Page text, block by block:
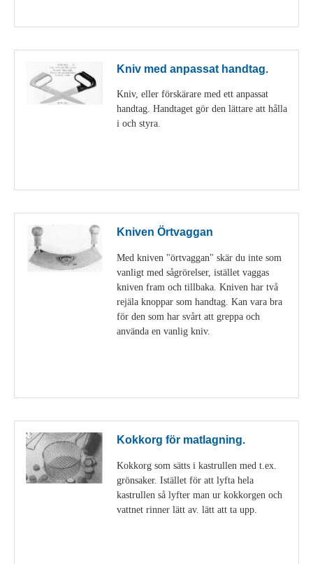
Kniv med anpassat handtag.
Kniv, eller förskärare med ett anpassat
handtag. Handtaget gör den lättare att hålla
i och styra.
Kniven Örtvaggan
Med kniven "örtvaggan" skär du inte som
vanligt med sågrörelser, istället vaggas
kniven fram och tillbaka. Kniven har två
rejäla knoppar som handtag. Kan vara bra
för den som har svårt att greppa och
använda en vanlig kniv.
Kokkorg för matlagning.
Kokkorg som sätts i kastrullen med t.ex.
grönsaker. Istället för att lyfta hela
kastrullen så lyfter man ur kokkorgen och
vattnet rinner lätt av. lätt att ta upp.